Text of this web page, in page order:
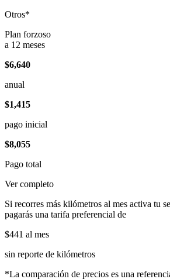
Otros*
Plan forzoso
a 12 meses
$6,640
anual
$1,415
pago inicial
$8,055
Pago total
Ver completo
Si recorres más kilómetros al mes activa tu
pagarás una tarifa preferencial de
$441 al mes
sin reporte de kilómetros
*La comparación de precios es una